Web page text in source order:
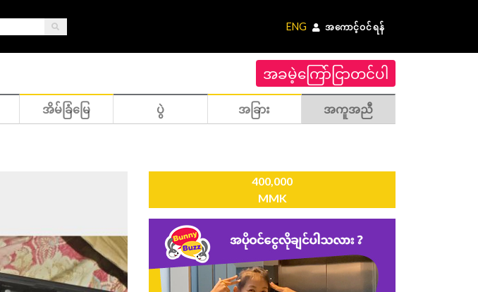
ENG အကောင့်ဝင်ရန်
အခမဲ့ကြော်ငြာတင်ပါ
အိမ်ခြံမြေ ပွဲ အခြား အကူအညီ
400,000
MMK